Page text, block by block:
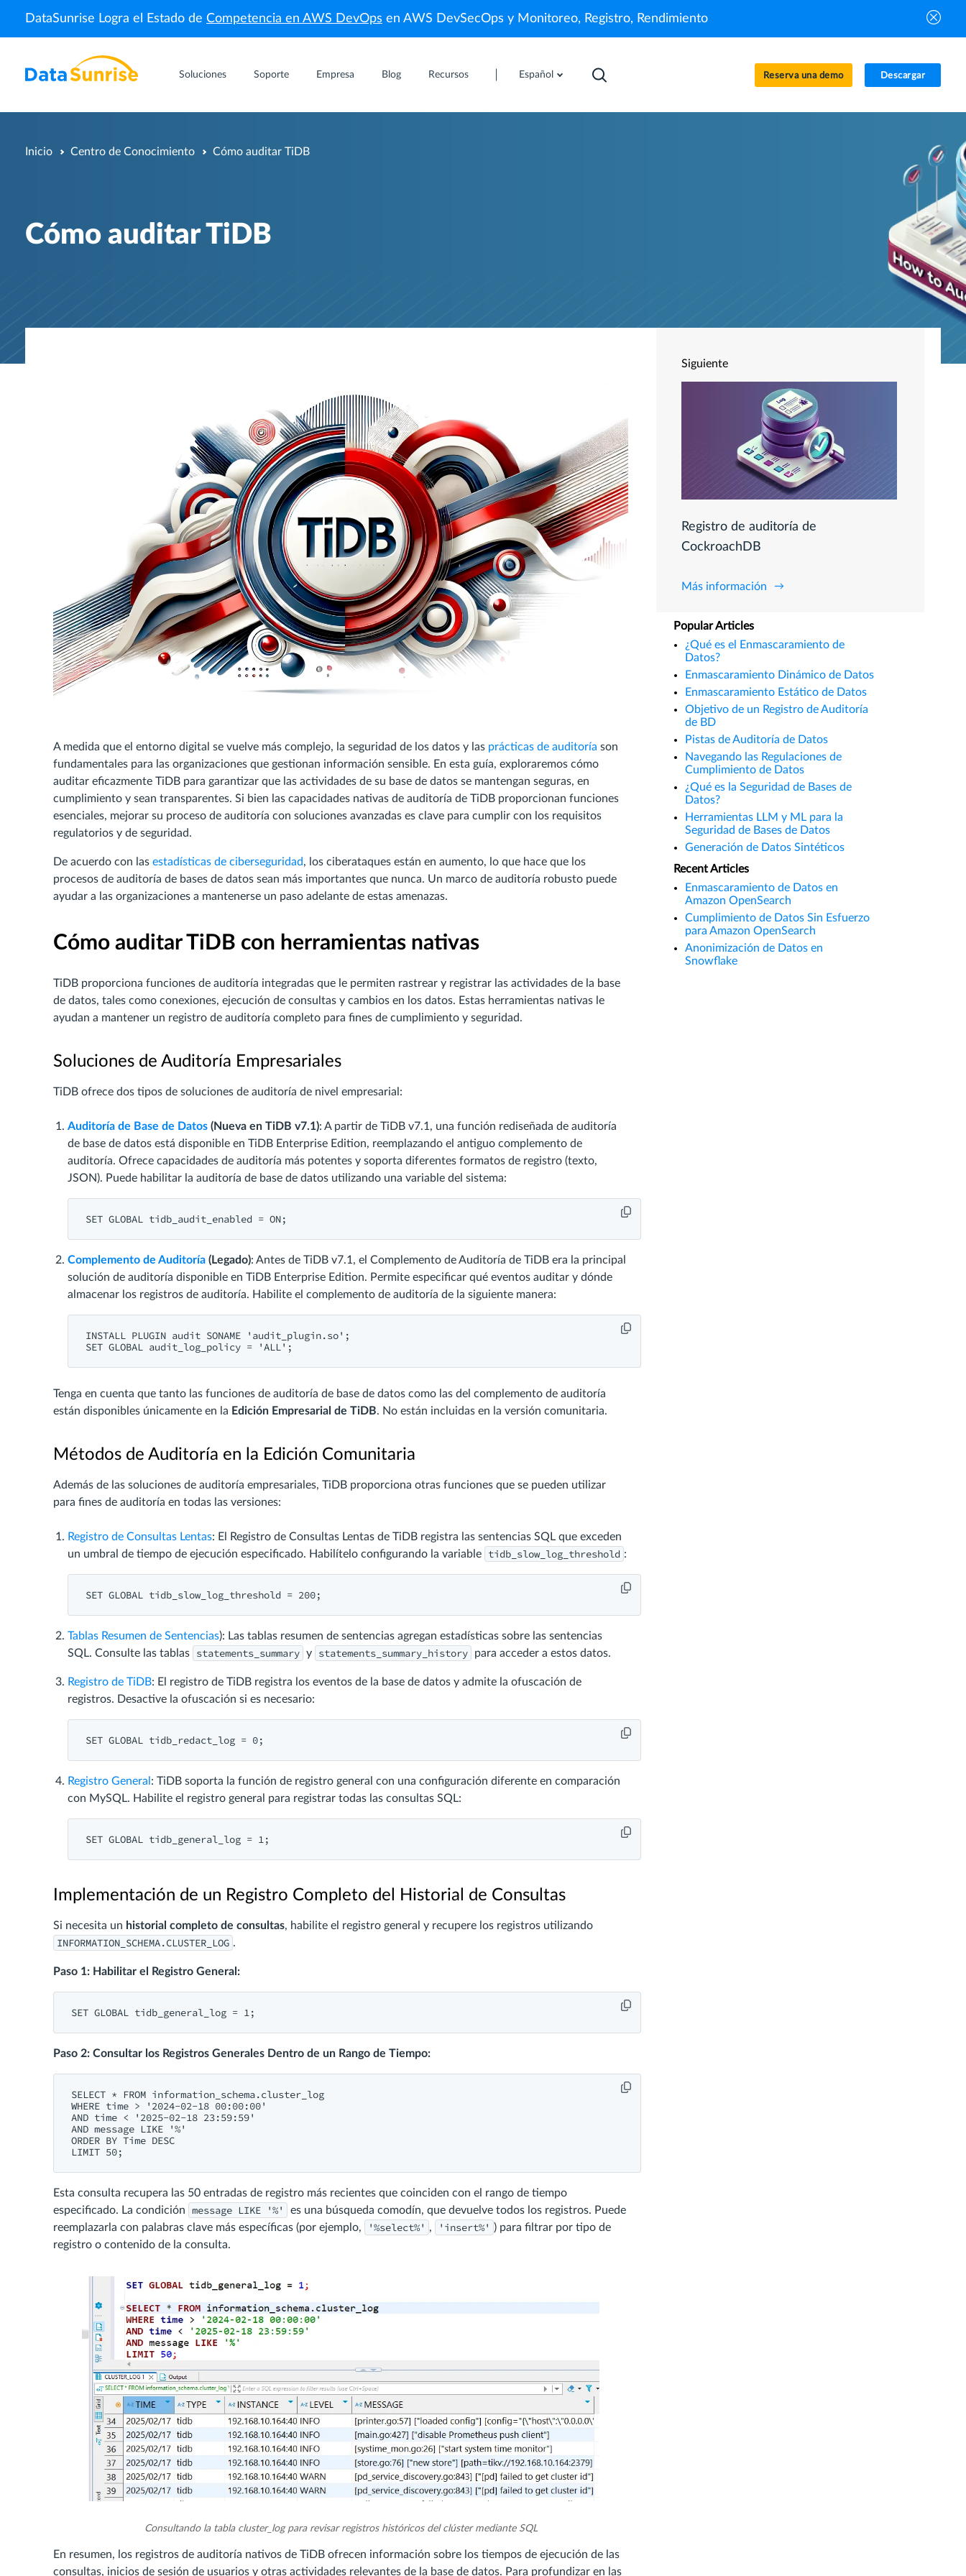
DataSunrise Logra el Estado de Competencia en AWS DevOps en AWS DevSecOps y Monitoreo, Registro, Rendimiento
Soluciones Soporte Empresa Blog Recursos Español Reserva una demo Descargar
Inicio Centro de Conocimiento Cómo auditar TiDB
Cómo auditar TiDB
A medida que el entorno digital se vuelve más complejo, la seguridad de los datos y las prácticas de auditoría son
fundamentales para las organizaciones que gestionan información sensible. En esta guía, exploraremos cómo
auditar eficazmente TiDB para garantizar que las actividades de su base de datos se mantengan seguras, en
cumplimiento y sean transparentes. Si bien las capacidades nativas de auditoría de TiDB proporcionan funciones
esenciales, mejorar su proceso de auditoría con soluciones avanzadas es clave para cumplir con los requisitos
regulatorios y de seguridad.
De acuerdo con las estadísticas de ciberseguridad, los ciberataques están en aumento, lo que hace que los
procesos de auditoría de bases de datos sean más importantes que nunca. Un marco de auditoría robusto puede
ayudar a las organizaciones a mantenerse un paso adelante de estas amenazas.
Cómo auditar TiDB con herramientas nativas
TiDB proporciona funciones de auditoría integradas que le permiten rastrear y registrar las actividades de la base
de datos, tales como conexiones, ejecución de consultas y cambios en los datos. Estas herramientas nativas le
ayudan a mantener un registro de auditoría completo para fines de cumplimiento y seguridad.
Soluciones de Auditoría Empresariales
TiDB ofrece dos tipos de soluciones de auditoría de nivel empresarial:
Auditoría de Base de Datos (Nueva en TiDB v7.1): A partir de TiDB v7.1, una función rediseñada de auditoría
de base de datos está disponible en TiDB Enterprise Edition, reemplazando el antiguo complemento de
auditoría. Ofrece capacidades de auditoría más potentes y soporta diferentes formatos de registro (texto,
JSON). Puede habilitar la auditoría de base de datos utilizando una variable del sistema:
SET GLOBAL tidb_audit_enabled = ON
Complemento de Auditoría (Legado): Antes de TiDB v7.1, el Complemento de Auditoría de TiDB era la principal
solución de auditoría disponible en TiDB Enterprise Edition. Permite especificar qué eventos auditar y dónde
almacenar los registros de auditoría. Habilite el complemento de auditoría de la siguiente manera:
INSTALL PLUGIN audit SONAME 'audit_plugin.so'
SET GLOBAL audit_log_policy = 'ALL'
Tenga en cuenta que tanto las funciones de auditoría de base de datos como las del complemento de auditoría
están disponibles únicamente en la Edición Empresarial de TiDB. No están incluidas en la versión comunitaria.
Métodos de Auditoría en la Edición Comunitaria
Además de las soluciones de auditoría empresariales, TiDB proporciona otras funciones que se pueden utilizar
para fines de auditoría en todas las versiones:
Registro de Consultas Lentas: El Registro de Consultas Lentas de TiDB registra las sentencias SQL que exceden
un umbral de tiempo de ejecución especificado. Habilítelo configurando la variable
tidb_slow_log_threshold :
SET GLOBAL tidb_slow_log_threshold = 200
Tablas Resumen de Sentencias): Las tablas resumen de sentencias agregan estadísticas sobre las sentencias
SQL. Consulte las tablas
statements_summary y statements_summary_history para acceder a estos datos.
Registro de TiDB: El registro de TiDB registra los eventos de la base de datos y admite la ofuscación de
registros. Desactive la ofuscación si es necesario:
SET GLOBAL tidb_redact_log = 0
Registro General : TiDB soporta la función de registro general con una configuración diferente en comparación
con MySQL. Habilite el registro general para registrar todas las consultas SQL:
SET GLOBAL tidb_general_log = 1
Implementación de un Registro Completo del Historial de Consultas
Si necesita un historial completo de consultas, habilite el registro general y recupere los registros utilizando
INFORMATION_SCHEMA.CLUSTER_LOG .
Paso 1: Habilitar el Registro General:
SET GLOBAL tidb_general_log = 1
Paso 2: Consultar los Registros Generales Dentro de un Rango de Tiempo:
SELECT * FROM
WHERE time >
'2024-02-18 00:00:00'
AND time <
'2025-02-18 23:59:59'
AND message LIKE
'%'
ORDER BY Time DESC
LIMIT 50
Esta consulta recupera las 50 entradas de registro más recientes que coinciden con el rango de tiempo
especificado. La condición
message LIKE '%'
es una búsqueda comodín, que devuelve todos los registros. Puede
reemplazarla con palabras clave más específicas (por ejemplo,
'%select%' , 'insert%' ) para filtrar por tipo de
registro o contenido de la consulta.
Consultando la tabla cluster_log para revisar registros históricos del clúster mediante SQL
En resumen, los registros de auditoría nativos de TiDB ofrecen información sobre los tiempos de ejecución de las
consultas, inicios de sesión de usuarios y otras actividades relevantes de la base de datos. Para profundizar en las
Siguiente
Registro de auditoría de
CockroachDB
Más información
Popular Articles
¿Qué es el Enmascaramiento de
Datos?
Enmascaramiento Dinámico de Datos
Enmascaramiento Estático de Datos
Objetivo de un Registro de Auditoría
de BD
Pistas de Auditoría de Datos
Navegando las Regulaciones de
Cumplimiento de Datos
¿Qué es la Seguridad de Bases de
Datos?
Herramientas LLM y ML para la
Seguridad de Bases de Datos
Generación de Datos Sintéticos
Recent Articles
Enmascaramiento de Datos en
Amazon OpenSearch
Cumplimiento de Datos Sin Esfuerzo
para Amazon OpenSearch
Anonimización de Datos en
Snowflake